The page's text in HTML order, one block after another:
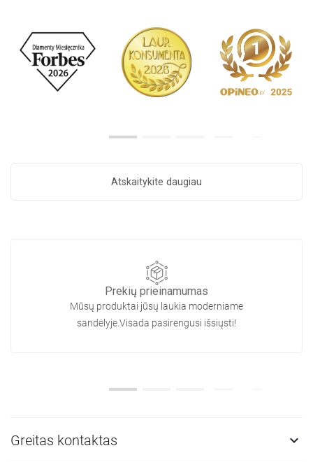
Atskaitykite daugiau
Prekių prieinamumas
Mūsų produktai jūsų laukia moderniame
sandėlyje.Visada pasirengusi išsiųsti!
Greitas kontaktas 